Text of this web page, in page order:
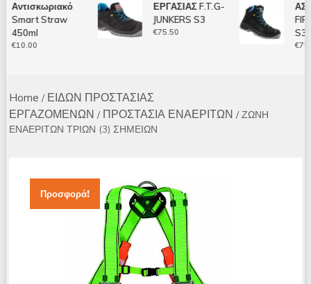
Αντισκωριακό
Smart Straw
450ml
€10.00
ΕΡΓΑΣΙΑΣ F.T.G-
JUNKERS S3
€75.50
S3
€
Home / ΕΙΔΩΝ ΠΡΟΣΤΑΣΙΑΣ
ΕΡΓΑΖΟΜΕΝΩΝ / ΠΡΟΣΤΑΣΙΑ ΕΝΑΕΡΙΤΩΝ / ΖΩΝΗ
ΕΝΑΕΡΙΤΩΝ ΤΡΙΩΝ (3) ΣΗΜΕΙΩΝ
Προσφορά!